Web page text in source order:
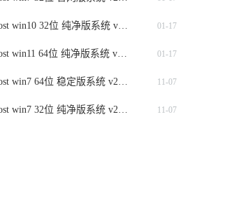
01-17
01-17
11-07
11-07